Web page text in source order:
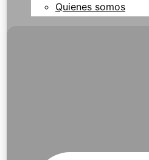
Quienes somos